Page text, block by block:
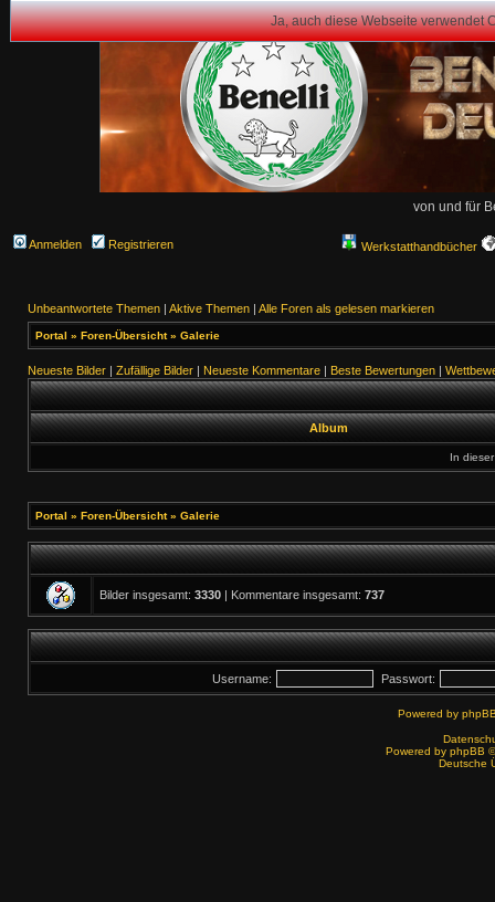
von und für
Anmelden Registrieren Werkstatthandbücher
Unbeantwortete Themen | Aktive Themen | Alle Foren als gelesen markieren
Portal » Foren-Übersicht» Galerie
Neueste Bilder | Zufällige Bilder | Neueste Kommentare | Beste Bewertungen |
Album
In
Portal » Foren-Übersicht» Galerie
Bilder insgesamt: 3330 | Kommentare insgesamt: 737
Username: Passwort:
Powered by
Powered by phpBB
Deutsche
Ja, auch diese Webseite verwendet